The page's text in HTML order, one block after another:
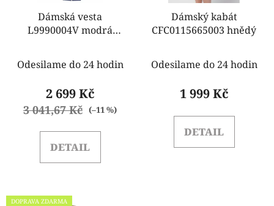
Dámská vesta
L9990004V modrá
Odesilame do 24 hodin
2 699 Kč
3 041,67 Kč (–11 %)
DETAIL
Dámský kabát
CFC0115665003 hnědý
Odesilame do 24 hodin
1 999 Kč
DETAIL
DOPRAVA ZDARMA